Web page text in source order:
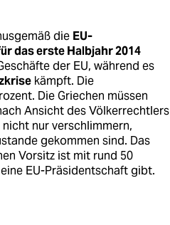
die EU-
das erste Halbjahr 2014
der EU, während es
kämpft. Die
Die Griechen müssen
Ansicht des Völkerrechtlers
nur verschlimmern,
gekommen sind. Das
Vorsitz ist mit rund 50
EU-Präsidentschaft gibt.